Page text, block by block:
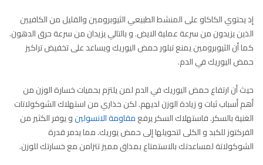
إذ يحتوي الكاكاو على المنشط الطبيعي الثيوبرومين والقليل من الكافيين
الذين يزيدون من سرعة عملية الايض. و بالتالي يزيدان من سرعة حرق الدهون.
كما أن الثيوبرومين يمنع تبلور حمض اليوريك ويساعد على تخفيض تراكيز
حمض اليوريك في الدم.
حيث أن ارتفاع حمض اليوريك في الدم لمن يلتزم بحميات خسارة الوزن من
أهم أسباب ثبات و زيادة الوزن لديهم. لكن حذاري من استهلاك الشوكولاتات
الغنية بالسكر. فاستهلاك السكر يرفعمقاومة الانسولينو يوفر الكثير من
الفركتوز للكبد و الكلى لتحويلها إلى حمض يوريك. مما يدمر قدرة
الشوكولاتة لمساعدتك بالاستمتاع بمذاق مميز تتزامن مع خسارتك للوزن.